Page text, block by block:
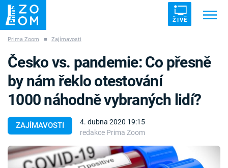
ŽIVĚ
ZÁHADY VETŘELCI DÁVNOVĚKU
Témata
Témata
Prima Zoom ■ Zajímavosti
ZAJÍMAVOSTI
4. dubna 2020 19:15
redakce Prima Zoom
Česko vs. pandemie: Co přesně
by nám řeklo otestování
1000 náhodně vybraných lidí?